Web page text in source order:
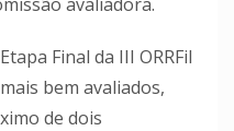
Final da III ORRFil
bem avaliados,
de dois